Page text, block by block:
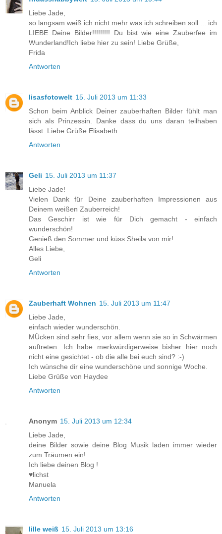
Liebe Jade,
so langsam weiß ich nicht mehr was ich schreiben soll ... ich
LIEBE Deine Bilder!!!!!!!!! Du bist wie eine Zauberfee im
Wunderland!Ich liebe hier zu sein! Liebe Grüße,
Frida
Antworten
lisasfotowelt 15. Juli 2013 um 11:33
Schon beim Anblick Deiner zauberhaften Bilder fühlt man
sich als Prinzessin. Danke dass du uns daran teilhaben
lässt. Liebe Grüße Elisabeth
Antworten
Geli 15. Juli 2013 um 11:37
Liebe Jade!
Vielen Dank für Deine zauberhaften Impressionen aus
Deinem weißen Zauberreich!
Das Geschirr ist wie für Dich gemacht - einfach
wunderschön!
Genieß den Sommer und küss Sheila von mir!
Alles Liebe,
Geli
Antworten
Zauberhaft Wohnen 15. Juli 2013 um 11:47
Liebe Jade,
einfach wieder wunderschön.
MÜcken sind sehr fies, vor allem wenn sie so in Schwärmen
auftreten. Ich habe merkwürdigerweise bisher hier noch
nicht eine gesichtet - ob die alle bei euch sind? :-)
Ich wünsche dir eine wunderschöne und sonnige Woche.
Liebe Grüße von Haydee
Antworten
Anonym 15. Juli 2013 um 12:34
Liebe Jade,
deine Bilder sowie deine Blog Musik laden immer wieder
zum Träumen ein!
Ich liebe deinen Blog !
♥lichst
Manuela
Antworten
lille weiß 15. Juli 2013 um 13:16